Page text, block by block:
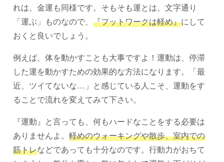
れは、金運も同様です。そもそも運とは、文字通り
「運ぶ」ものなので、 『フットワークは軽め』にして
おくと良いでしょう。
例えば、体を動かすことも大事ですよ！運動は、停滞
した運を動かすための効果的な方法になります。「最
近、ツイてないな…」と感じている人こそ、運動をす
ることで流れを変えてみて下さい。
『運動』と言っても、何もハードなことをする必要は
ありませんよ。 軽めのウォーキングや散歩、室内での
筋トレなどであっても十分なのです。行動力がおちて